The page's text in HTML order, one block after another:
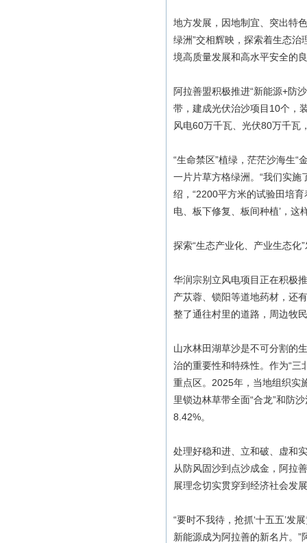
地方发展，因地制宜、突出特
绿洲”交相辉映，探索着生态
境高质量发展和高水平安全的
阿拉善盟积极推进“新能源+防
带，建成光伏治沙项目10个，
风电60万千瓦、光伏80万千瓦
“生命禁区”植绿，茫茫沙海生“
一片片草方格绿洲。“我们实施
绍，“2200平方米的试验田培
电、板下修复、板间种植’，这
探索“生态产业化、产业生态化
华润宗别立风电项目正在积极
产苁蓉、锁阳等道地药材，还
整了通往村里的道路，周边牧
山水林田湖草沙是不可分割的
治的重要性和特殊性。作为“三
重点区。2025年，当地组织实
里锁边林草带全面“合龙”和防
8.42%。
处理好稳和进、立和破、虚和
从防风固沙到点沙成金，阿拉
展理念切实贯穿到经济社会发
“要时不我待，抢抓‘十五五’发
新能源成为阿拉善的新名片。